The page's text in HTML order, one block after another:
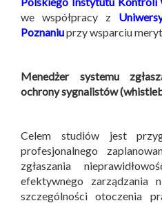
we współpracy z
Poznaniuprzy wsparciu
Menedżer systemu
ochrony sygnalistów
Celem studiów jest
profesjonalnego
zgłaszania
efektywnego zarządzania
szczególności otoczenia